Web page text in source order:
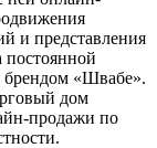
и представления
постоянной
брендом «Швабе».
дом
продажи по